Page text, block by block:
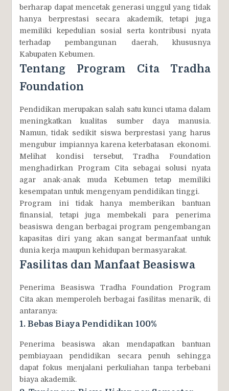
berharap dapat mencetak generasi unggul yang tidak
hanya berprestasi secara akademik, tetapi juga
memiliki kepedulian sosial serta kontribusi nyata
terhadap pembangunan daerah, khususnya
Kabupaten Kebumen.
Tentang Program Cita Tradha
Foundation
Pendidikan merupakan salah satu kunci utama dalam
meningkatkan kualitas sumber daya manusia.
Namun, tidak sedikit siswa berprestasi yang harus
mengubur impiannya karena keterbatasan ekonomi.
Melihat kondisi tersebut, Tradha Foundation
menghadirkan Program Cita sebagai solusi nyata
agar anak-anak muda Kebumen tetap memiliki
kesempatan untuk mengenyam pendidikan tinggi.
Program ini tidak hanya memberikan bantuan
finansial, tetapi juga membekali para penerima
beasiswa dengan berbagai program pengembangan
kapasitas diri yang akan sangat bermanfaat untuk
dunia kerja maupun kehidupan bermasyarakat.
Fasilitas dan Manfaat Beasiswa
Penerima Beasiswa Tradha Foundation Program
Cita akan memperoleh berbagai fasilitas menarik, di
antaranya:
1. Bebas Biaya Pendidikan 100%
Penerima beasiswa akan mendapatkan bantuan
pembiayaan pendidikan secara penuh sehingga
dapat fokus menjalani perkuliahan tanpa terbebani
biaya akademik.